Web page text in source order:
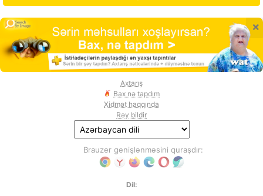
×
Axtarış
Bax nə tapdım
Xidmət haqqında
Rəy bildir
Brauzer genişlənməsini quraşdır:
Dil: